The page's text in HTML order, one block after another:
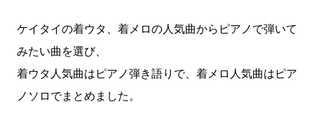
ケイタイの着ウタ、着メロの人気曲からピアノで弾いて
みたい曲を選び、
着ウタ人気曲はピアノ弾き語りで、着メロ人気曲はピア
ノソロでまとめました。